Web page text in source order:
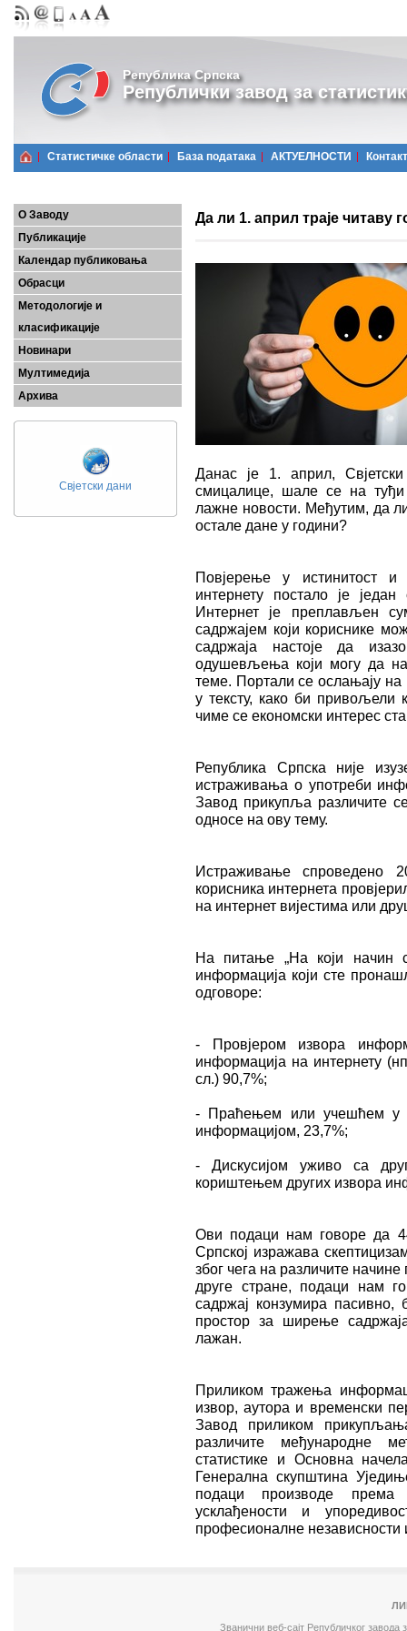
Република Српска
Републички завод за
Статистичке области Базa података АКТУЕЛНОСТИ Контакт
О Заводу
Публикације
Календар публиковања
Обрасци
Методологије и
класификације
Новинари
Мултимедија
Архива
Свјетски дани
Да ли 1. април траје читаву
Данас је 1. април,
смицалице, шале се на туђи
лажне новости. Међутим, да
остале дане у години?
Повјерење у истинитост
интернету постало је
Интернет је преплављен
садржајем који кориснике
садржаја настоје да
одушевљења који могу да
теме. Портали се ослањају на
у тексту, како би привољели
чиме се економски интерес
Република Српска није
истраживања о употреби
Завод прикупља различите
односе на ову тему.
Истраживање спроведено
корисника интернета
на интернет вијестима или
На питање „На који начин
информација који сте
одговоре:
- Провјером извора
информација на интернету
сл.) 90,7%;
- Праћењем или учешћем у
информацијом, 23,7%;
- Дискусијом уживо са
кориштењем других извора
Ови подаци нам говоре да
Српској изражава
због чега на различите начине
друге стране, подаци нам
садржај конзумира
простор за ширење
лажан.
Приликом тражења
извор, аутора и временски
Завод приликом
различите међународне
статистике и Основна
Генерална скупштина
подаци производе према
усклађености и
професионалне независности
Званични веб-сајт Републичког